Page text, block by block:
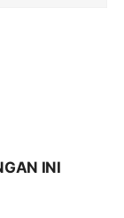
INI